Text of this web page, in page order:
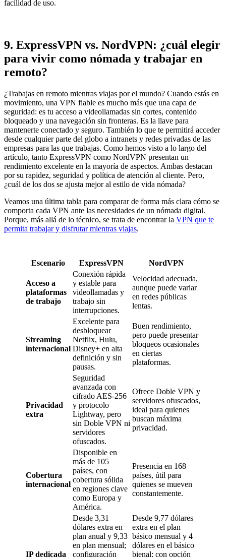
facilidad de uso.
9. ExpressVPN vs. NordVPN: ¿cuál elegir
para vivir como nómada y trabajar en
remoto?
¿Trabajas en remoto mientras viajas por el mundo? Cuando estás en
movimiento, una VPN fiable es mucho más que una capa de
seguridad: es tu acceso a videollamadas sin cortes, contenido
bloqueado y una navegación sin fronteras. Es la llave para
mantenerte conectado y seguro. También lo que te permitirá acceder
desde cualquier parte del globo a intranets y redes privadas de las
empresas para las que trabajas. Como hemos visto a lo largo del
artículo, tanto ExpressVPN como NordVPN presentan un
rendimiento excelente en la mayoría de aspectos. Ambas destacan
por su rapidez, seguridad y política de atención al cliente. Pero,
¿cuál de los dos se ajusta mejor al estilo de vida nómada?
Veamos una última tabla para comparar de forma más clara cómo se
comporta cada VPN ante las necesidades de un nómada digital.
Porque, más allá de lo técnico, se trata de encontrar la VPN que te
permita trabajar y disfrutar mientras viajas.
Escenario ExpressVPN NordVPN
Acceso a
plataformas
de trabajo
Conexión rápida
y estable para
videollamadas y
trabajo sin
interrupciones.
Velocidad adecuada,
aunque puede variar
en redes públicas
lentas.
Streaming
internacional
Excelente para
desbloquear
Netflix, Hulu,
Disney+ en alta
definición y sin
pausas.
Buen rendimiento,
pero puede presentar
bloqueos ocasionales
en ciertas
plataformas.
Privacidad
extra
Seguridad
avanzada con
cifrado AES-256
y protocolo
Lightway, pero
sin Doble VPN ni
servidores
ofuscados.
Ofrece Doble VPN y
servidores ofuscados,
ideal para quienes
buscan máxima
privacidad.
Cobertura
internacional
Disponible en
más de 105
países, con
cobertura sólida
en regiones clave
como Europa y
América.
Presencia en 168
países, útil para
quienes se mueven
constantemente.
IP dedicada
Desde 3,31
dólares extra en
plan anual y 9,33
en plan mensual;
configuración
Desde 9,77 dólares
extra en el plan
básico mensual y 4
dólares en el básico
bienal; con opción